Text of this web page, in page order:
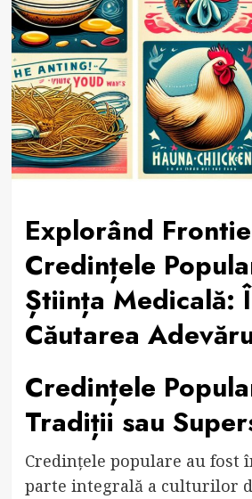
Explorând
Credințele
Știința Medicală:
Căutarea
Credințele
Tradiții sau
Credințele populare au fost
parte integrală a culturilor